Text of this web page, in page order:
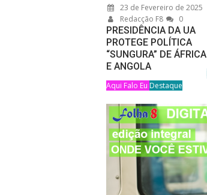
23 de Fevereiro de 2025
Redacção F8
0
PRESIDÊNCIA DA UA
PROTEGE POLÍTICA
“SUNGURA” DE ÁFRICA
E ANGOLA
Aqui Falo Eu Destaque